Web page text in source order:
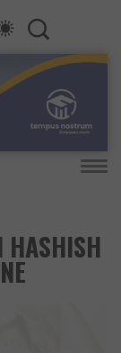
HASHISH